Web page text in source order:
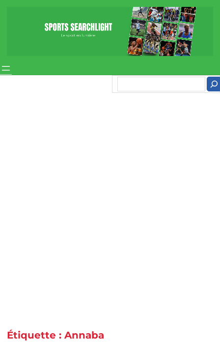
Étiquette : Annaba